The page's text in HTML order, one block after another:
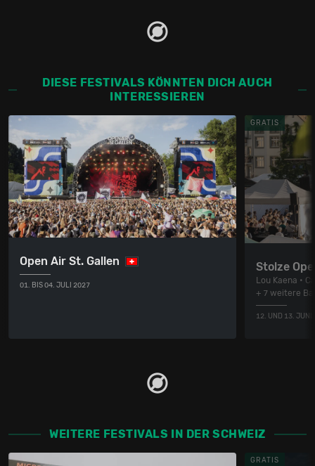
DIESE FESTIVALS KÖNNTEN DICH AUCH
INTERESSIEREN
Open Air St. Gallen
01. BIS 04. JULI 2027
GRATIS
Stolze
Lou Kaena •
+ 7 weitere
12. UND 13. JUNI
WEITERE FESTIVALS IN DER SCHWEIZ
GRATIS